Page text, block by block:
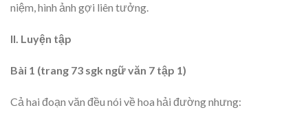
niệm, hình ảnh gợi liên tưởng.
II. Luyện tập
Bài 1 (trang 73 sgk ngữ văn 7 tập 1)
Cả hai đoạn văn đều nói về hoa hải đường nhưng: